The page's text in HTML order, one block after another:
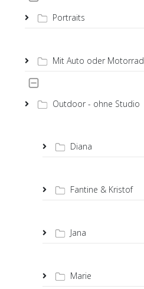
Portraits
Mit Auto oder Motorrad
Outdoor - ohne Studio
Diana
Fantine & Kristof
Jana
Marie